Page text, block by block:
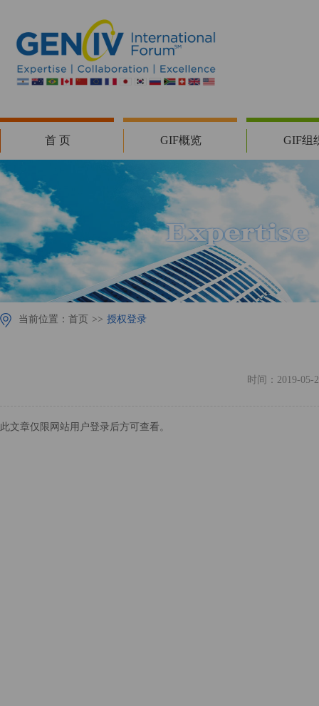
首 页 GIF概览 GIF组
当前位置： 首页 >> 授权登录
时间：2019-
此文章仅限网站用户登录后方可查看。